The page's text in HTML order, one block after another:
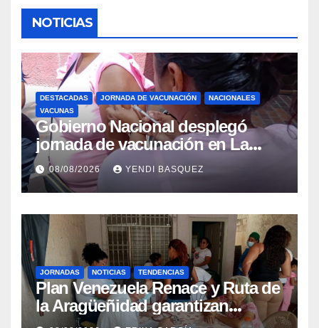
NOTICIAS
DESTACADAS JORNADA DE VACUNACIÓN
NACIONALES
VACUNAS
Gobierno Nacional desplegó
jornada de vacunación en La
Guaira para garantizar protección
epidemiológica
08/08/2026 YENDI BASQUEZ
JORNADAS NOTICIAS TENDENCIAS
Plan Venezuela Renace y Ruta de
la Aragüeñidad garantizan
atención médica integral en